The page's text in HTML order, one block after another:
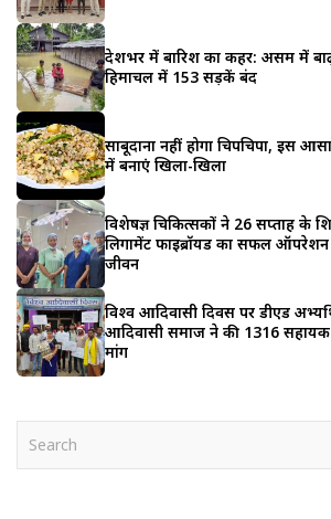
देशभर में बारिश का कहर: असम में
हिमाचल में 153 सड़कें बंद
साबूदाना नहीं होगा चिपचिपा, इस
में बनाएं खिला-खिला
विशेषज्ञ चिकित्सकों ने 26 सप्ताह के
लिगामेंट फाइब्रॉयड का सफल ऑपरेशन
जीवन
विश्व आदिवासी दिवस पर डीएड
आदिवासी समाज ने की 1316 सहायक
मांग